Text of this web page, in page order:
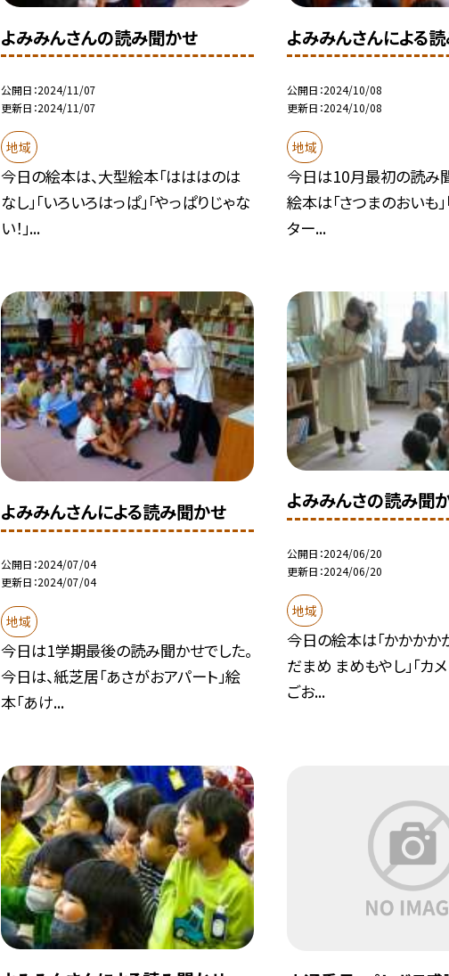
よみみんさんの読み聞かせ
公開日 2024/11/07
更新日 2024/11/07
地域
今日の絵本は、大型絵本「はははのは
なし」「いろいろはっぱ」「やっぱりじゃな
い！」...
よみみんさんによる
公開日 2024/10/08
更新日 2024/10/08
地域
今日は10月最初の読み
絵本は「さつまのおいも
ター...
よみみんさんによる読み聞かせ
公開日 2024/07/04
更新日 2024/07/04
地域
今日は1学期最後の読み聞かせでした。
今日は、紙芝居「あさがおアパート」絵
本「あけ...
よみみんさの読み聞
公開日 2024/06/20
更新日 2024/06/20
地域
今日の絵本は「かかかか
だまめ まめもやし」「カ
ごお...